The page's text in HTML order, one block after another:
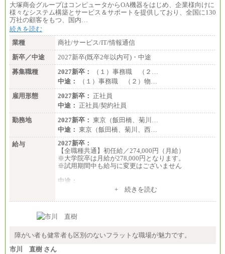
大塚商会グループはコンピュータからOA機器をはじめ、企業様向けに
様々なシステム構築とサービス＆サポートを提供しており、全国に130
万社の顧客をもつ、国内…
続きを読む
業種
商社/サービス/IT/情報通信
新卒／中途
2027新卒(既卒2年以内可)・中途
募集職種
2027新卒：
（１）事務職 （２…
中途：
（１）事務職 （２）物…
雇用形態
2027新卒： 正社員
中途： 正社員/契約社員
勤務地
2027新卒： 東京（飯田橋、菊川…
中途： 東京（飯田橋、菊川、西…
給与
2027新卒：
【全職種共通】初任給／274,000円（月給）
※大学院卒は月給が278,000円となります。
※試用期間中も給与に変更はございません
中途：
（１）～（４）274,000円（月給）～
※経験・年齢などを考慮のうえ、当社規程により優
※業務内容・勤務形態に応じて、上記給与の範囲内
※試用期間中も給与に変更はございません
+ 続きを読む
障がい者も健常者も区別のないフラットな職場が魅力です。
市川 直樹 さん